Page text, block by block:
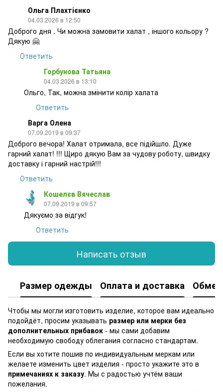
Ольга Плахтієнко
04.03.2026 в 12:50
Доброго дня . Чи можна замовити халат , іншого кольору ?
Дякую 🤗
Ответить
Горбунова Татьяна
04.03.2026 в 13:10
Ольго, Так, можна змінити колір халата
Ответить
Варга Олена
07.09.2019 в 09:37
Доброго вечора! Халат отримала, все підійшло. Дуже
гарний халат! !!! Щиро дякую Вам за чудову роботу, швидку
доставку і гарний настрій!!!
Ответить
Кошелєв Вячеслав
07.09.2019 в 09:57
Дякуємо за відгук!
Ответить
Написать отзыв
Размер одежды Оплата и доставка Обмен
Чтобы мы могли изготовить изделие, которое вам идеально
подойдёт, просим указывать размер или мерки без
дополнительных прибавок - мы сами добавим
необходимую свободу облегания согласно стандартам.
Если вы хотите пошив по индивидуальным меркам или
желаете изменить цвет изделия - просто укажите это в
примечаниях к заказу. Мы с радостью учтём ваши
пожелания.